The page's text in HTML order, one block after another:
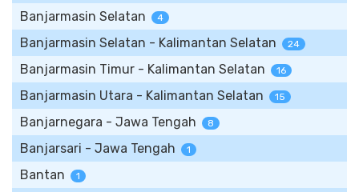
Banjarmasin Selatan 4
Banjarmasin Selatan - Kalimantan Selatan 24
Banjarmasin Timur - Kalimantan Selatan 16
Banjarmasin Utara - Kalimantan Selatan 15
Banjarnegara - Jawa Tengah 8
Banjarsari - Jawa Tengah 1
Bantan 1